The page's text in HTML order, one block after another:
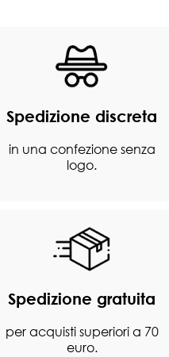
Spedizione discreta
in una confezione senza
logo.
Spedizione gratuita
per acquisti superiori a 70
euro.